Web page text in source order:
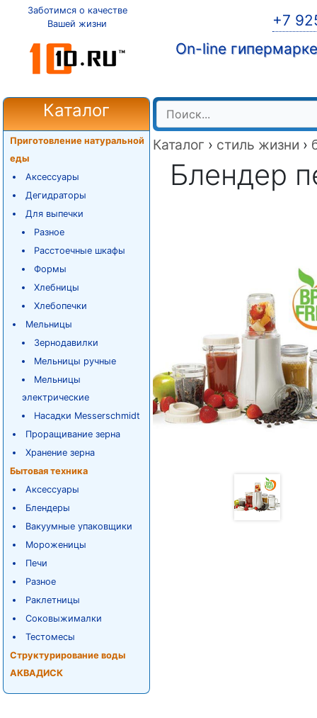
Заботимся о качестве
Вашей жизни
+7
On-line
Каталог
Приготовление натуральной
еды
Аксессуары
Дегидраторы
Для выпечки
Разное
Расстоечные шкафы
Формы
Хлебницы
Хлебопечки
Мельницы
Зернодавилки
Мельницы ручные
Мельницы
электрические
Насадки Messerschmidt
Проращивание зерна
Хранение зерна
Бытовая техника
Аксессуары
Блендеры
Вакуумные упаковщики
Мороженицы
Печи
Разное
Раклетницы
Соковыжималки
Тестомесы
Структурирование воды
АКВАДИСК
Каталог › стиль жизни ›
Блендер